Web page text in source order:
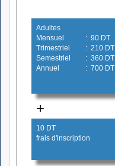
Adultes
Mensuel
: 90 DT
Trimestriel
: 210 DT
Semestriel
: 360 DT
Annuel
: 700 DT
+
10 DT
frais d'inscription